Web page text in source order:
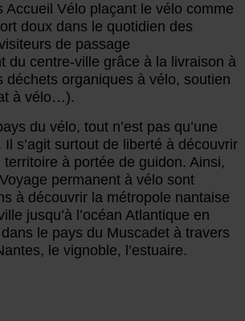
Accueil Vélo plaçant le vélo comme
doux dans le quotidien des
de passage
du centre-ville grâce à la livraison à
déchets organiques à vélo, soutien
à vélo…).
du vélo, tout n’est pas qu’une
s’agit surtout de liberté à découvrir
à portée de guidon. Ainsi,
permanent à vélo sont
à découvrir la métropole nantaise
jusqu’à l’océan Atlantique en
le pays du Muscadet à travers
le vignoble, l’estuaire.